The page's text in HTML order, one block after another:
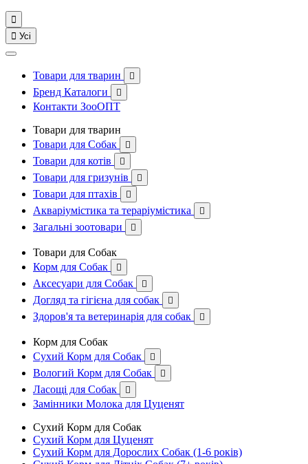

 Усі
Товари для тварин 
Бренд Каталоги 
Контакти ЗооОПТ
Товари для тварин
Товари для Собак

Товари для котів 
Товари для гризунів 
Товари для птахів 
Акваріумістика та тераріумістика 
Загальні зоотовари 
Товари для Собак
Корм для Собак

Аксесуари для Собак 
Догляд та гігієна для собак 
Здоров'я та ветеринарія для собак 
Корм для Собак
Сухий Корм для Собак

Вологий Корм для Собак 
Ласощі для Собак 
Замінники Молока для Цуценят
Сухий Корм для Собак
Сухий Корм для Цуценят
Сухий Корм для Дорослих Собак (1-6 років)